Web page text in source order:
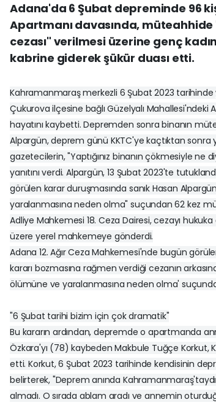
Adana'da 6 Şubat depreminde 96
Apartmanı davasında, müteahhide
cezası" verilmesi üzerine genç
kabrine giderek şükür duası etti.
Kahramanmaraş merkezli 6 Şubat 2023
Çukurova ilçesine bağlı Güzelyalı Mahallesi'ndeki
hayatını kaybetti. Depremden sonra binanın
Alpargün, deprem günü KKTC'ye kaçtıktan sonra
gazetecilerin, "Yaptığınız binanın çökmesiyle
yanıtını verdi. Alpargün, 13 Şubat 2023'te
görülen karar duruşmasında sanık Hasan
yaralanmasına neden olma" suçundan 62 kez
Adliye Mahkemesi 18. Ceza Dairesi, cezayı
üzere yerel mahkemeye gönderdi.
Adana 12. Ağır Ceza Mahkemesi'nde bugün
kararı bozmasına rağmen verdiği cezanın
ölümüne ve yaralanmasına neden olma'
"6 Şubat tarihi bizim için çok dramatik"
Bu kararın ardından, depremde o apartmanda
Özkara'yı (78) kaybeden Makbule Tuğçe Korkut,
etti. Korkut, 6 Şubat 2023 tarihinde kendisinin
belirterek, "Deprem anında
almadı. O sırada ablam aradı ve annemin